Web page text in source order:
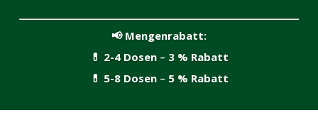
📢 Mengenrabatt:
💊 2-4 Dosen– 3 % Rabatt
💊 5-8 Dosen– 5 % Rabatt